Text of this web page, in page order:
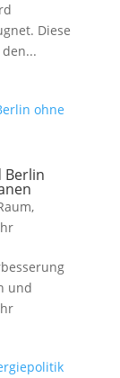
Diese
Berlin
,
und